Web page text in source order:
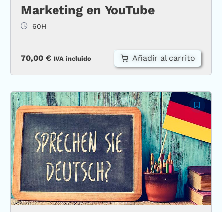
Marketing en YouTube
60H
70,00 € IVA incluido Añadir al carrito